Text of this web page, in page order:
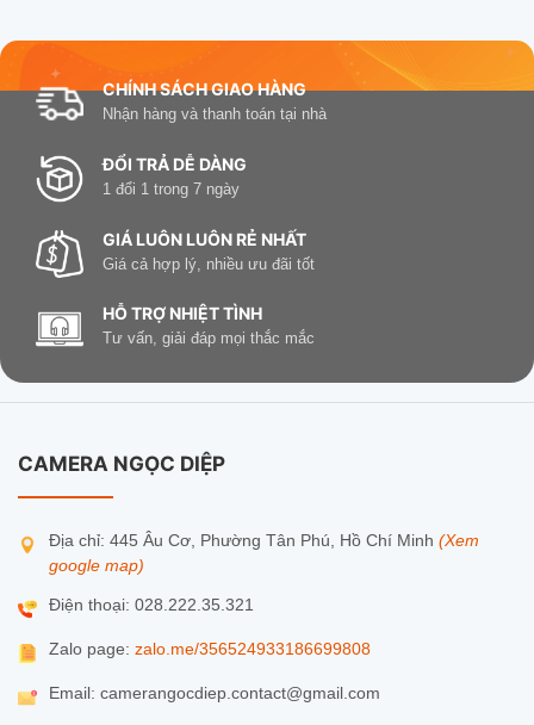
CHÍNH SÁCH GIAO HÀNG
Nhận hàng và thanh toán tại nhà
ĐỔI TRẢ DỄ DÀNG
1 đổi 1 trong 7 ngày
GIÁ LUÔN LUÔN RẺ NHẤT
Giá cả hợp lý, nhiều ưu đãi tốt
HỖ TRỢ NHIỆT TÌNH
Tư vấn, giải đáp mọi thắc mắc
CAMERA NGỌC DIỆP
Địa chỉ: 445 Âu Cơ, Phường Tân Phú, Hồ Chí Minh (Xem
google map)
Điện thoại: 028.222.35.321
Zalo page: zalo.me/356524933186699808
Email: camerangocdiep.contact@gmail.com